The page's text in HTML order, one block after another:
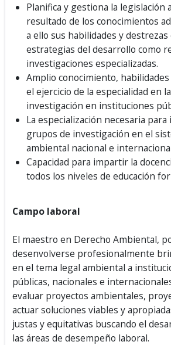
Planifica y gestiona la legislación
resultado de los conocimientos
a ello sus habilidades y
estrategias del desarrollo como
investigaciones especializadas.
Amplio conocimiento,
el ejercicio de la especialidad en
investigación en instituciones
La especialización necesaria
grupos de investigación en el
ambiental nacional e
Capacidad para impartir la
todos los niveles de educación
Campo laboral
El maestro en Derecho Ambiental,
desenvolverse profesionalmente
en el tema legal ambiental a
públicas, nacionales e
evaluar proyectos ambientales,
actuar soluciones viables y
justas y equitativas buscando el
las áreas de desempeño laboral.